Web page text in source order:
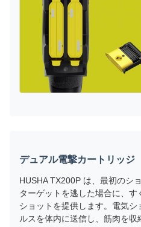
デュアル電撃カートリッジ
HUSHA TX200P は、最初のシ
ターゲットを逃した場合に、
ショットを提供します。電気
ルスを体内に送信し、筋肉を収